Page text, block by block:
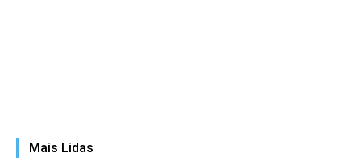
Mais Lidas